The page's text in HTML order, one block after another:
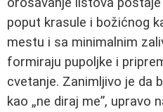
poput krasule i božićnog
mestu i sa minimalnim
formiraju pupoljke i
cvetanje. Zanimljivo je da
kao „ne diraj me”, upravo